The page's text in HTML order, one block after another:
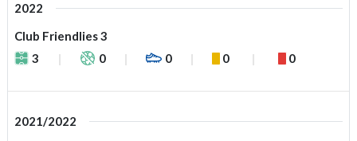
2022
Club Friendlies 3
3
0 0 0 0
2021/2022